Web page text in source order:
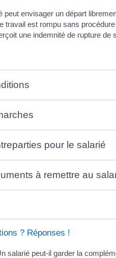
peut envisager un départ
travail est rompu sans
une indemnité de rupture de
pour le salarié
à remettre au
? Réponses !
salarié peut-il garder la